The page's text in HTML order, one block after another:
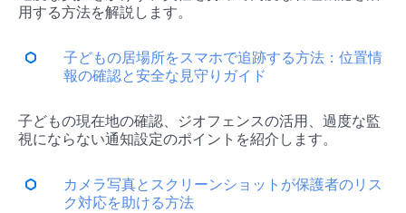
用する方法を解説します。
子どもの居場所をスマホで追跡する方法：位置情
報の確認と安全な見守りガイド
子どもの現在地の確認、ジオフェンスの活用、過度な監
視にならない通知設定のポイントを紹介します。
カメラ写真とスクリーンショットが保護者のリス
ク対応を助ける方法